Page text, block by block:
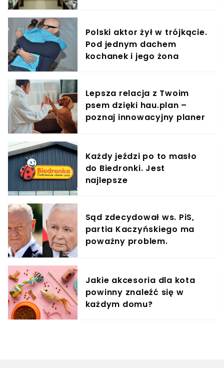
Polski aktor żył w trójkącie.
Pod jednym dachem
kochanek i jego żona
Lepsza relacja z Twoim
psem dzięki hau.plan –
poznaj innowacyjny planer
Każdy jeździ po to masło
do Biedronki. Jest
najlepsze
Sąd zdecydował ws. PiS,
partia Kaczyńskiego ma
poważny problem.
Jakie akcesoria dla kota
powinny znaleźć się w
każdym domu?